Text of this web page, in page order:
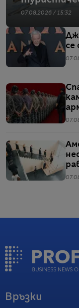
07.08.2026 / 15:32
се
Връзки